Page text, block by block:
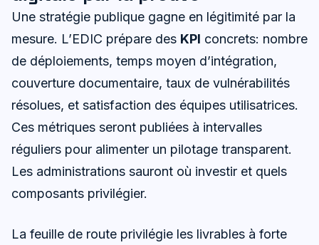
Une stratégie publique gagne en légitimité par la
mesure. L’EDIC prépare des KPI concrets: nombre
de déploiements, temps moyen d’intégration,
couverture documentaire, taux de vulnérabilités
résolues, et satisfaction des équipes utilisatrices.
Ces métriques seront publiées à intervalles
réguliers pour alimenter un pilotage transparent.
Les administrations sauront où investir et quels
composants privilégier.
La feuille de route privilégie les livrables à forte